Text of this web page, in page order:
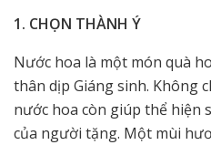
1. CHỌN THÀNH Ý
Nước hoa là một món quà
thân dịp Giáng sinh. Không
nước hoa còn giúp thể hiện
của người tặng. Một mùi